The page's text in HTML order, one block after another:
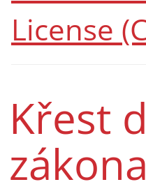
License
Křest
zákona